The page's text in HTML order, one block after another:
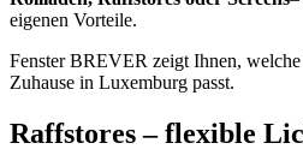
eigenen Vorteile.
Fenster BREVER zeigt Ihnen,
Zuhause in Luxemburg passt.
Raffstores – flexible